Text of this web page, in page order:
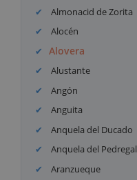
Almonacid de Zorita
Alocén
Alovera
Alustante
Angón
Anguita
Anquela del Ducado
Anquela del Pedregal
Aranzueque